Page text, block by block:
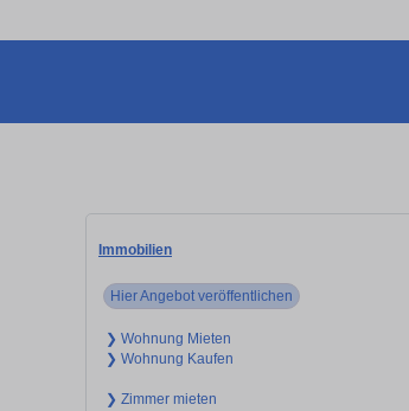
Immobilien
Hier Angebot veröffentlichen
❯ Wohnung Mieten
❯ Wohnung Kaufen
❯ Zimmer mieten